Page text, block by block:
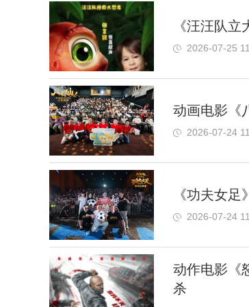
《汪汪队
2026-07-25
动画电影《
2026-07-24
《功夫女
2026-07-24
动作电影《
杀